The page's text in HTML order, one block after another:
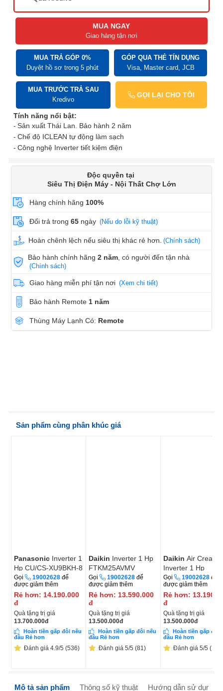
MUA NGAY
Giao hàng tận nơi
MUA TRẢ GÓP 0%
Duyệt hồ sơ trong 5 phút
GÓP QUA THẺ TÍN DỤNG
Visa, Master card, JCB
MUA TRƯỚC TRẢ SAU
Kredivo
GỌI LẠI CHO TÔI
Tính năng nổi bật:
Sản xuất Thái Lan. Bảo hành 2 năm
Chế độ ICLEAN tự động làm sạch
Công nghệ Inverter tiết kiệm điện
Độc quyền tại
Siêu Thị Điện Máy - Nội Thất Chợ Lớn
Hàng chính hãng 100%
Đổi trả trong 65 ngày (Nếu do lỗi kỹ thuật)
Hoàn chênh lệch nếu siêu thị khác rẻ hơn. (Chính sách)
Bảo hành chính hãng2 năm , có người đến tận nhà
(Chính sách)
Giao hàng miễn phí tận nơi (Xem chi tiết)
Bảo hành Remote 1 năm
Thùng Máy Lạnh Có: Remote
Sản phẩm cùng phân khúc giá
Panasonic Inverter 1
Hp CU/CS-XU9BKH-8
Gọi 19002628 để
được giảm thêm
Rẻ hơn: 14.190.000
đ
Quà tặng trị giá
13.700.000đ
Hoàn tiền gấp đôi nếu
đâu Rẻ hơn
Đánh giá 4.9/5 (536)
Daikin Inverter 1 Hp
FTKM25AVMV
Gọi 19002628 để
được giảm thêm
Rẻ hơn: 13.590.000
đ
Quà tặng trị giá
13.500.000đ
Hoàn tiền gấp đôi nếu
đâu Rẻ hơn
Đánh giá 5/5 (81)
Daikin Air Creator
Inverter 1 Hp
MTKC25AVMVW
Gọi 19002628 để
được giảm thêm
Rẻ hơn:
đ
Quà tặng trị giá
13.500.000đ
Hoàn tiền gấp đôi
đâu Rẻ hơn
Đánh giá 5/5 (11)
Mô tả sản phẩm Thông số kỹ thuật Hướng dẫn sử dụng